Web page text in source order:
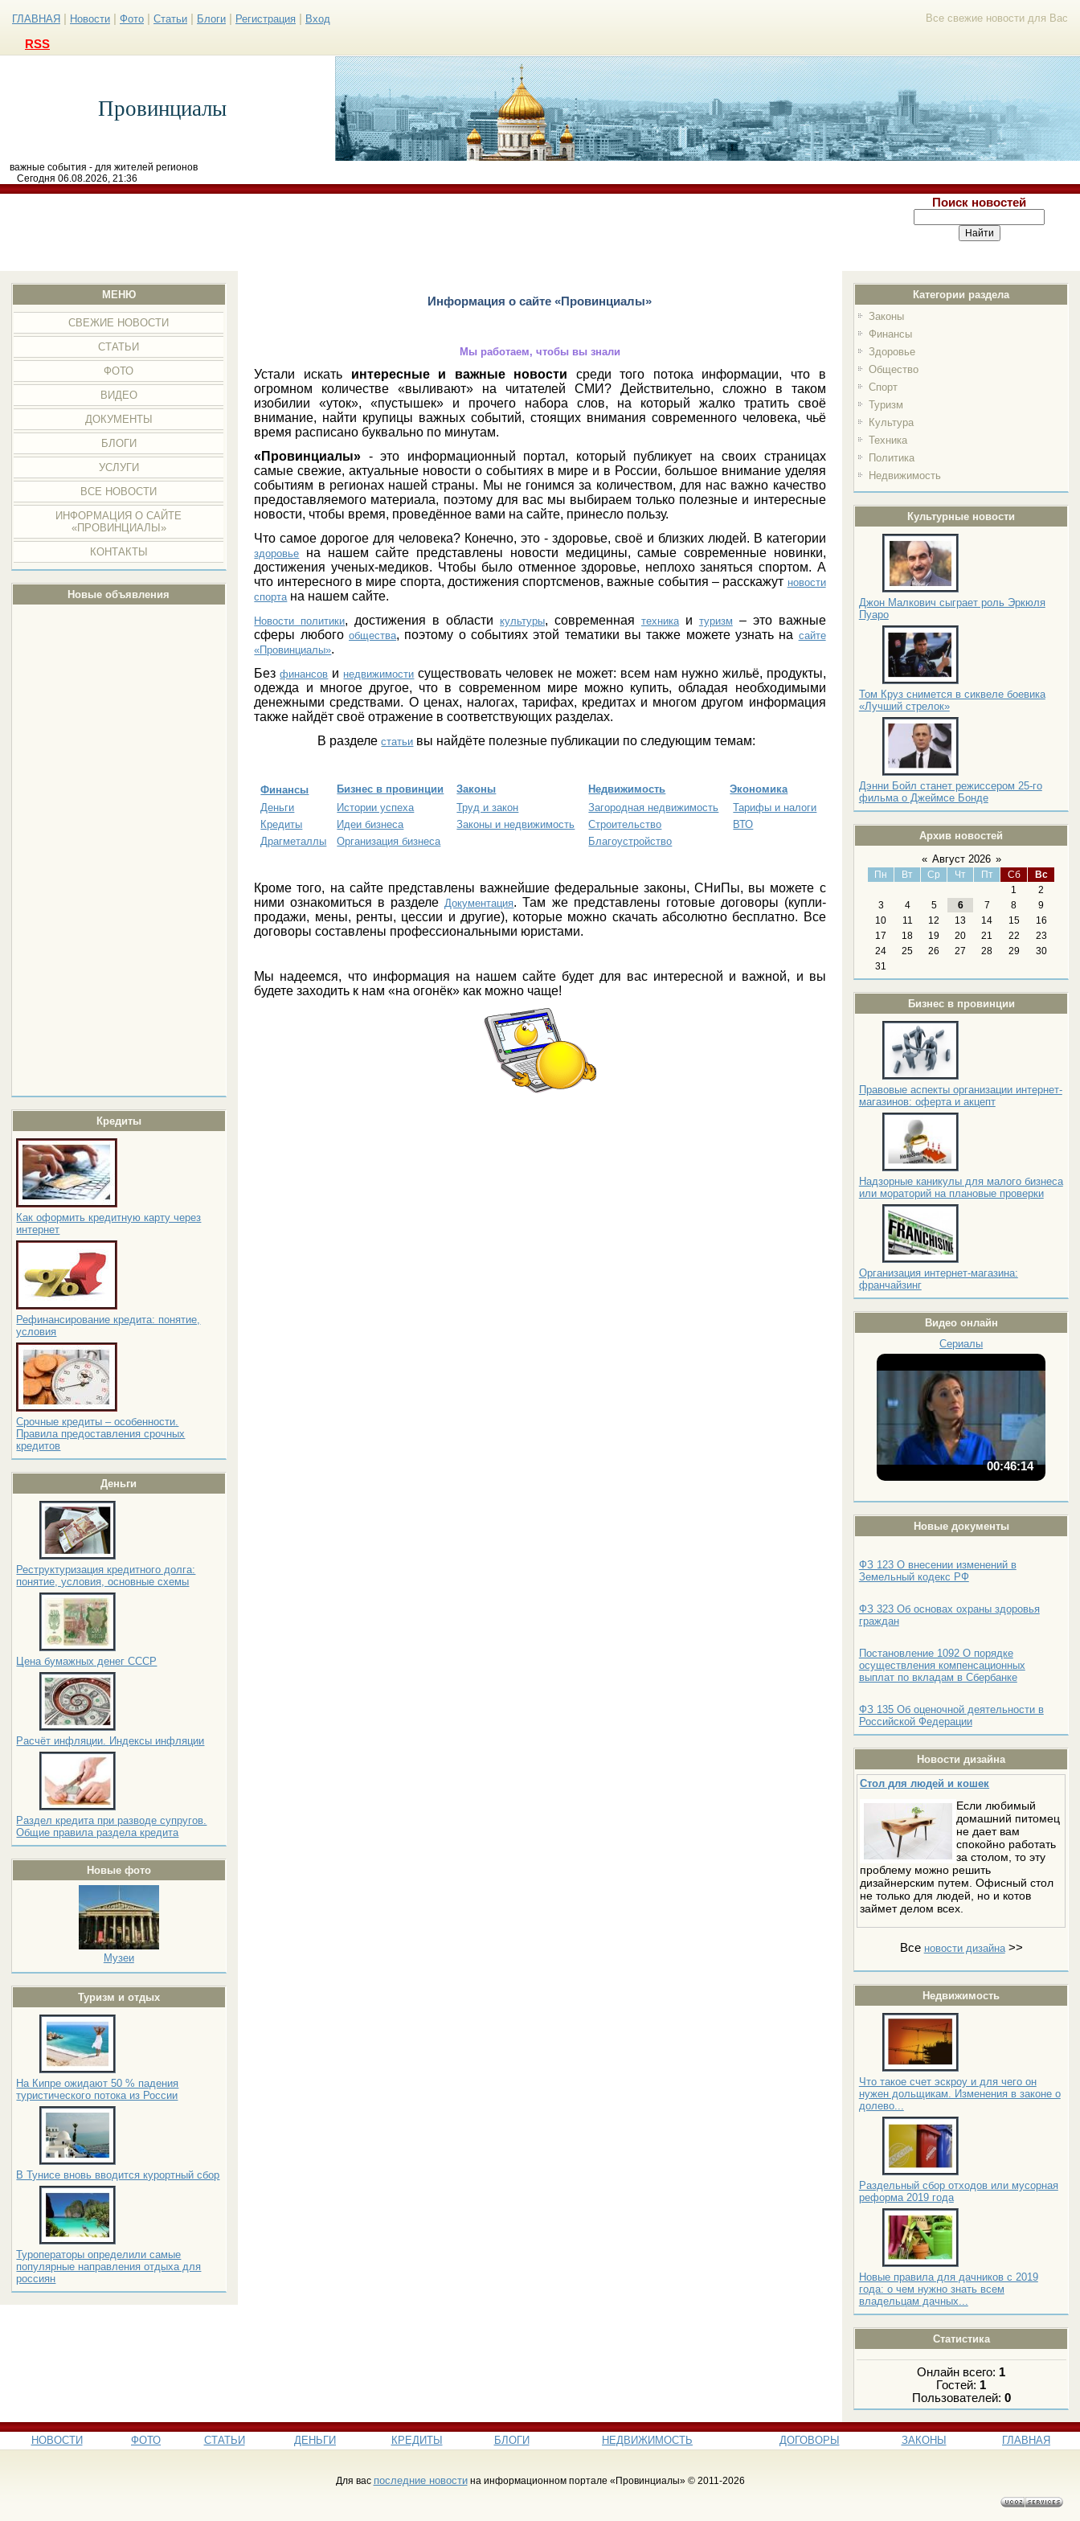
Все свежие новости для Вас
ГЛАВНАЯ Новости Фото Статьи Блоги Регистрация Вход
RSS
Провинциалы
важные события - для жителей регионов
Сегодня 06.08.2026, 21:36
Поиск новостей
МЕНЮ
СВЕЖИЕ НОВОСТИ
СТАТЬИ
ФОТО
ВИДЕО
ДОКУМЕНТЫ
БЛОГИ
УСЛУГИ
ВСЕ НОВОСТИ
ИНФОРМАЦИЯ О САЙТЕ
«ПРОВИНЦИАЛЫ»
КОНТАКТЫ
Новые объявления
Кредиты
Как оформить кредитную карту через
интернет
Рефинансирование кредита: понятие,
условия
Срочные кредиты – особенности.
Правила предоставления срочных
кредитов
Деньги
Реструктуризация кредитного долга:
понятие, условия, основные схемы
Цена бумажных денег СССР
Расчёт инфляции. Индексы инфляции
Раздел кредита при разводе супругов.
Общие правила раздела кредита
Новые фото
Музеи
Туризм и отдых
На Кипре ожидают 50 % падения
туристического потока из России
В Тунисе вновь вводится курортный сбор
Туроператоры определили самые
популярные направления отдыха для
россиян
Категории раздела
Законы
Финансы
Здоровье
Общество
Спорт
Туризм
Культура
Техника
Политика
Недвижимость
Культурные новости
Джон Малкович сыграет роль Эркюля
Пуаро
Том Круз снимется в сиквеле боевика
«Лучший стрелок»
Дэнни Бойл станет режиссером 25-го
фильма о Джеймсе Бонде
Архив новостей
« Август 2026 »
Пн Вт Ср Чт Пт Сб
Вс
1
2
3
4 5 6 7 8
9
10
11 12 13 14 15
16
17
18 19 20 21 22
23
24
25 26 27 28 29
30
31
Бизнес в провинции
Правовые аспекты организации интернет-
магазинов: оферта и акцепт
Надзорные каникулы для малого бизнеса
или мораторий на плановые проверки
Организация интернет-магазина:
франчайзинг
Видео онлайн
Сериалы
00:46:14
Новые документы
ФЗ 123 О внесении изменений в
Земельный кодекс РФ
ФЗ 323 Об основах охраны здоровья
граждан
Постановление 1092 О порядке
осуществления компенсационных
выплат по вкладам в Сбербанке
ФЗ 135 Об оценочной деятельности в
Российской Федерации
Новости дизайна
Стол для людей и кошек
Если любимый
домашний питомец
не дает вам
спокойно работать
за столом, то эту
проблему можно решить
дизайнерским путем. Офисный стол
не только для людей, но и котов
займет делом всех.
Все новости дизайна>>
Недвижимость
Что такое счет эскроу и для чего он
нужен дольщикам. Изменения в законе о
долево...
Раздельный сбор отходов или мусорная
реформа 2019 года
Новые правила для дачников с 2019
года: о чем нужно знать всем
владельцам дачных...
Статистика
Онлайн всего: 1
Гостей: 1
Пользователей: 0
Информация о сайте «Провинциалы»
Мы работаем, чтобы вы знали
Устали искать интересные и важные новости среди того потока информации, что в
огромном количестве «выливают» на читателей СМИ? Действительно, сложно в таком
изобилии «уток», «пустышек» и прочего набора слов, на который жалко тратить своё
внимание, найти крупицы важных событий, стоящих внимания современного человека, чьё
время расписано буквально по минутам.
«Провинциалы» - это информационный портал, который публикует на своих страницах
самые свежие, актуальные новости о событиях в мире и в России, большое внимание уделяя
событиям в регионах нашей страны. Мы не гонимся за количеством, для нас важно качество
предоставляемого материала, поэтому для вас мы выбираем только полезные и интересные
новости, чтобы время, проведённое вами на сайте, принесло пользу.
Что самое дорогое для человека? Конечно, это - здоровье, своё и близких людей. В категории
здоровье на нашем сайте представлены новости медицины, самые современные новинки,
достижения ученых-медиков. Чтобы было отменное здоровье, неплохо заняться спортом. А
что интересного в мире спорта, достижения спортсменов, важные события – расскажут новости
спорта на нашем сайте.
Новости политики, достижения в области культуры, современная техникаи туризм – это важные
сферы любогообщества, поэтому о событиях этой тематики вы также можете узнать на сайте
«Провинциалы».
Безфинансов и недвижимости существовать человек не может: всем нам нужно жильё, продукты,
одежда и многое другое, что в современном мире можно купить, обладая необходимыми
денежными средствами. О ценах, налогах, тарифах, кредитах и многом другом информация
также найдёт своё отражение в соответствующих разделах.
В разделестатьи вы найдёте полезные публикации по следующим темам:
Финансы Бизнес в провинции Законы Недвижимость
Экономика
Деньги
Истории успеха Труд и закон Загородная недвижимость
Тарифы и налоги
Кредиты
Идеи бизнеса Законы и недвижимость Строительство
ВТО
Драгметаллы
Организация бизнеса Благоустройство
Кроме того, на сайте представлены важнейшие федеральные законы, СНиПы, вы можете с
ними ознакомиться в разделе Документация. Там же представлены готовые договоры (купли-
продажи, мены, ренты, цессии и другие), которые можно скачать абсолютно бесплатно. Все
договоры составлены профессиональными юристами.
Мы надеемся, что информация на нашем сайте будет для вас интересной и важной, и вы
будете заходить к нам «на огонёк» как можно чаще!
НОВОСТИ ФОТО СТАТЬИ ДЕНЬГИ КРЕДИТЫ БЛОГИ НЕДВИЖИМОСТЬ ДОГОВОРЫ ЗАКОНЫ ГЛАВНАЯ
Для вас последние новостина информационном портале «Провинциалы» © 2011-2026